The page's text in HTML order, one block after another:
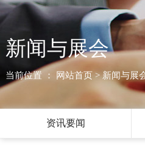
新闻与展会
当前位置 ： 网站首页> 新闻与展
资讯要闻